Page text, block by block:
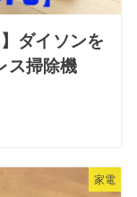
ダイソンを
ス掃除機
家電